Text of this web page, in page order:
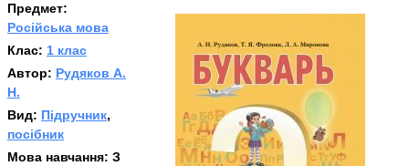
Предмет:
Російська мова
Клас: 1 клас
Автор: Рудяков А.
Н.
Вид: Підручник,
посібник
Мова навчання: З